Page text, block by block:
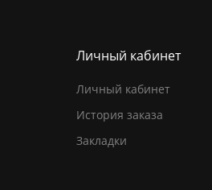
Личный кабинет
Личный кабинет
История заказа
Закладки